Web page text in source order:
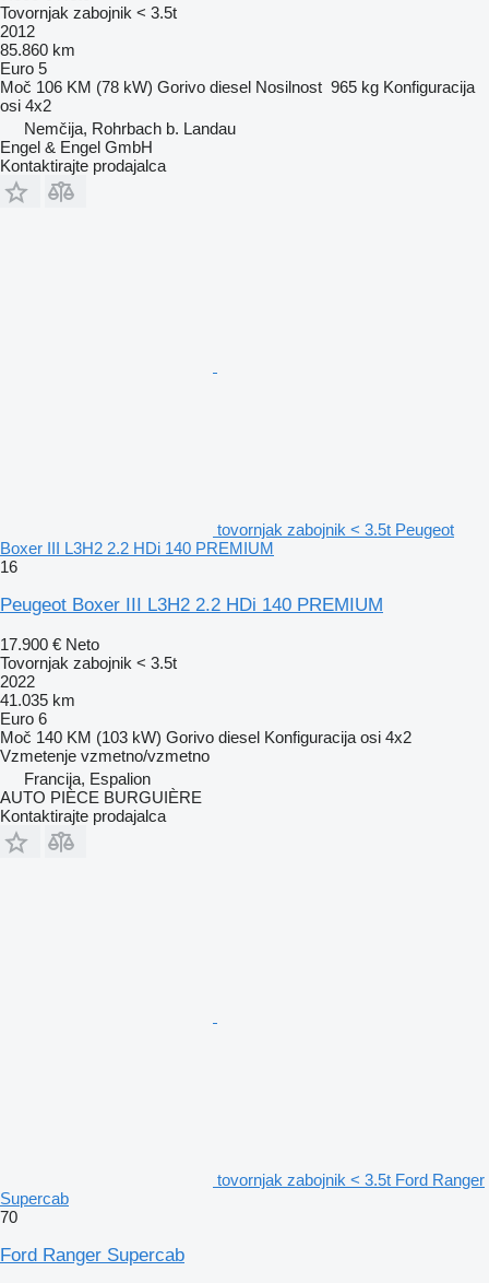
Tovornjak zabojnik < 3.5t
2012
85.860 km
Euro 5
Moč 106 KM (78 kW) Gorivo diesel Nosilnost 965 kg Konfiguracija
osi 4x2
Nemčija, Rohrbach b. Landau
Engel & Engel GmbH
Kontaktirajte prodajalca
tovornjak zabojnik < 3.5t Peugeot
Boxer III L3H2 2.2 HDi 140 PREMIUM
16
Peugeot Boxer III L3H2 2.2 HDi 140 PREMIUM
17.900 € Neto
Tovornjak zabojnik < 3.5t
2022
41.035 km
Euro 6
Moč 140 KM (103 kW) Gorivo diesel Konfiguracija osi 4x2
Vzmetenje vzmetno/vzmetno
Francija, Espalion
AUTO PIÈCE BURGUIÈRE
Kontaktirajte prodajalca
tovornjak zabojnik < 3.5t Ford Ranger
Supercab
70
Ford Ranger Supercab